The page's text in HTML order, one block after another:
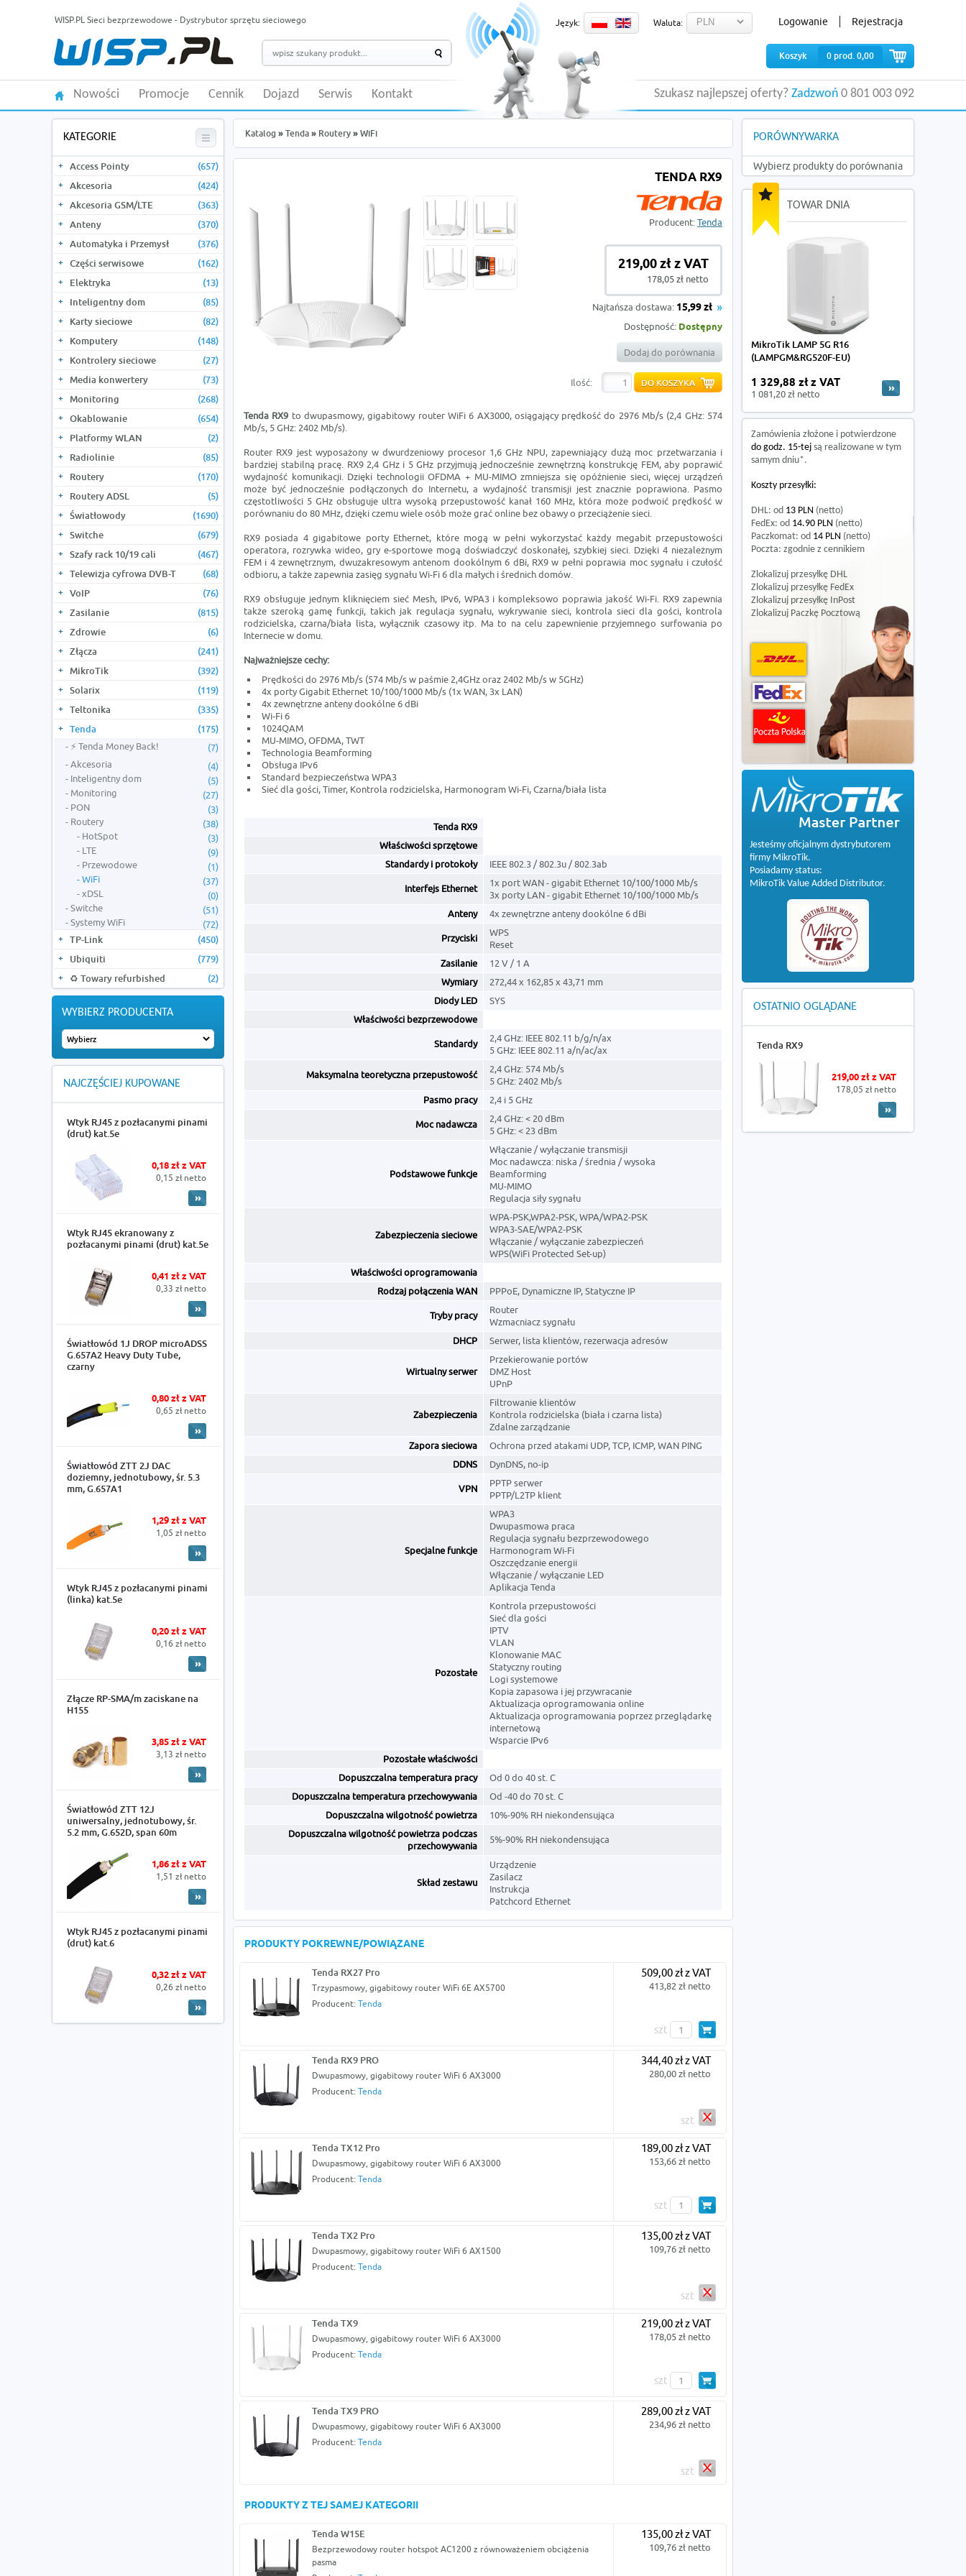
WISP.PL Sieci bezprzewodowe - Dystrybutor sprzętu sieciowego Język: Waluta: Logowanie Rejestracja
Koszyk 0 prod. 0,00
Szukasz najlepszej oferty? Zadzwoń 0 801 003 092
Nowości Promocje Cennik Dojazd Serwis Kontakt
KATEGORIE
Access Pointy
(657)
Akcesoria
(424)
Akcesoria GSM/LTE
(363)
Anteny
(370)
Automatyka i Przemysł
(376)
Części serwisowe
(162)
Elektryka
(13)
Inteligentny dom
(85)
Karty sieciowe
(82)
Komputery
(148)
Kontrolery sieciowe
(27)
Media konwertery
(73)
Monitoring
(268)
Okablowanie
(654)
Platformy WLAN
(2)
Radiolinie
(85)
Routery
(170)
Routery ADSL
(5)
Światłowody
(1690)
Switche
(679)
Szafy rack 10/19 cali
(467)
Telewizja cyfrowa DVB-T
(68)
VoIP
(76)
Zasilanie
(815)
Zdrowie
(6)
Złącza
(241)
MikroTik
(392)
Solarix
(119)
Teltonika
(335)
Tenda
(175)
⚡ Tenda Money Back!
(7)
Akcesoria
(4)
Inteligentny dom
(5)
Monitoring
(27)
PON
(3)
Routery
(38)
HotSpot
(3)
LTE
(9)
Przewodowe
(1)
WiFi
(37)
xDSL
(0)
Switche
(51)
Systemy WiFi
(72)
TP-Link
(450)
Ubiquiti
(779)
♻️ Towary refurbished
(2)
WYBIERZ PRODUCENTA
NAJCZĘŚCIEJ KUPOWANE
Wtyk RJ45 z pozłacanymi pinami
(drut) kat.5e
0,18 zł z VAT
0,15 zł netto
Wtyk RJ45 ekranowany z
pozłacanymi pinami (drut) kat.5e
0,41 zł z VAT
0,33 zł netto
Światłowód 1J DROP microADSS
G.657A2 Heavy Duty Tube,
czarny
0,80 zł z VAT
0,65 zł netto
Światłowód ZTT 2J DAC
doziemny, jednotubowy, śr. 5.3
mm, G.657A1
1,29 zł z VAT
1,05 zł netto
Wtyk RJ45 z pozłacanymi pinami
(linka) kat.5e
0,20 zł z VAT
0,16 zł netto
Złącze RP-SMA/m zaciskane na
H155
3,85 zł z VAT
3,13 zł netto
Światłowód ZTT 12J
uniwersalny, jednotubowy, śr.
5.2 mm, G.652D, span 60m
1,86 zł z VAT
1,51 zł netto
Wtyk RJ45 z pozłacanymi pinami
(drut) kat.6
0,32 zł z VAT
0,26 zł netto
Katalog » Tenda » Routery » WiFi
TENDA RX9
Producent:Tenda
219,00 zł z VAT
178,05 zł netto
Najtańsza dostawa: 15,99 zł
Dostępność: Dostępny
Dodaj do porównania
Ilość:
Tenda RX9 to dwupasmowy, gigabitowy router WiFi 6 AX3000, osiągający prędkość do 2976 Mb/s (2,4 GHz: 574
Mb/s, 5 GHz: 2402 Mb/s).
Router RX9 jest wyposażony w dwurdzeniowy procesor 1,6 GHz NPU, zapewniający dużą moc przetwarzania i
bardziej stabilną pracę. RX9 2,4 GHz i 5 GHz przyjmują jednocześnie zewnętrzną konstrukcję FEM, aby poprawić
wydajność komunikacji. Dzięki technologii OFDMA + MU-MIMO zmniejsza się opóźnienie sieci, więcej urządzeń
może być jednocześnie podłączonych do Internetu, a wydajność transmisji jest znacznie poprawiona. Pasmo
częstotliwości 5 GHz obsługuje ultra wysoką przepustowość kanał 160 MHz, która może podwoić prędkość w
porównaniu do 80 MHz, dzięki czemu wiele osób może grać online bez obawy o przeciążenie sieci.
RX9 posiada 4 gigabitowe porty Ethernet, które mogą w pełni wykorzystać każdy megabit przepustowości
operatora, rozrywka wideo, gry e-sportowe mogą doświadczyć doskonałej, szybkiej sieci. Dzięki 4 niezależnym
FEM i 4 zewnętrznym, dwuzakresowym antenom dookólnym 6 dBi, RX9 w pełni poprawia moc sygnału i czułość
odbioru, a także zapewnia zasięg sygnału Wi-Fi 6 dla małych i średnich domów.
RX9 obsługuje jednym kliknięciem sieć Mesh, IPv6, WPA3 i kompleksowo poprawia jakość Wi-Fi. RX9 zapewnia
także szeroką gamę funkcji, takich jak regulacja sygnału, wykrywanie sieci, kontrola sieci dla gości, kontrola
rodzicielska, czarna/biała lista, wyłącznik czasowy itp. Ma to na celu zapewnienie przyjemnego surfowania po
Internecie w domu.
Najważniejsze cechy:
Prędkości do 2976 Mb/s (574 Mb/s w paśmie 2,4GHz oraz 2402 Mb/s w 5GHz)
4x porty Gigabit Ethernet 10/100/1000 Mb/s (1x WAN, 3x LAN)
4x zewnętrzne anteny dookólne 6 dBi
Wi-Fi 6
1024QAM
MU-MIMO, OFDMA, TWT
Technologia Beamforming
Obsługa IPv6
Standard bezpieczeństwa WPA3
Sieć dla gości, Timer, Kontrola rodzicielska, Harmonogram Wi-Fi, Czarna/biała lista
Tenda RX9
Właściwości sprzętowe
Standardy i protokoły
IEEE 802.3 / 802.3u / 802.3ab
Interfejs Ethernet
1x port WAN - gigabit Ethernet 10/100/1000 Mb/s
3x porty LAN - gigabit Ethernet 10/100/1000 Mb/s
Anteny
4x zewnętrzne anteny dookólne 6 dBi
Przyciski
WPS
Reset
Zasilanie
12 V / 1 A
Wymiary
272,44 x 162,85 x 43,71 mm
Diody LED
SYS
Właściwości bezprzewodowe
Standardy
2,4 GHz: IEEE 802.11 b/g/n/ax
5 GHz: IEEE 802.11 a/n/ac/ax
Maksymalna teoretyczna przepustowość
2,4 GHz: 574 Mb/s
5 GHz: 2402 Mb/s
Pasmo pracy
2,4 i 5 GHz
Moc nadawcza
2,4 GHz: < 20 dBm
5 GHz: < 23 dBm
Podstawowe funkcje
Włączanie / wyłączanie transmisji
Moc nadawcza: niska / średnia / wysoka
Beamforming
MU-MIMO
Regulacja siły sygnału
Zabezpieczenia sieciowe
WPA-PSK,WPA2-PSK, WPA/WPA2-PSK
WPA3-SAE/WPA2-PSK
Włączanie / wyłączanie zabezpieczeń
WPS(WiFi Protected Set-up)
Właściwości oprogramowania
Rodzaj połączenia WAN
PPPoE, Dynamiczne IP, Statyczne IP
Tryby pracy
Router
Wzmacniacz sygnału
DHCP
Serwer, lista klientów, rezerwacja adresów
Wirtualny serwer
Przekierowanie portów
DMZ Host
UPnP
Zabezpieczenia
Filtrowanie klientów
Kontrola rodzicielska (biała i czarna lista)
Zdalne zarządzanie
Zapora sieciowa
Ochrona przed atakami UDP, TCP, ICMP, WAN PING
DDNS
DynDNS, no-ip
VPN
PPTP serwer
PPTP/L2TP klient
Specjalne funkcje
WPA3
Dwupasmowa praca
Regulacja sygnału bezprzewodowego
Harmonogram Wi-Fi
Oszczędzanie energii
Włączanie / wyłączanie LED
Aplikacja Tenda
Pozostałe
Kontrola przepustowości
Sieć dla gości
IPTV
VLAN
Klonowanie MAC
Statyczny routing
Logi systemowe
Kopia zapasowa i jej przywracanie
Aktualizacja oprogramowania online
Aktualizacja oprogramowania poprzez przeglądarkę
internetową
Wsparcie IPv6
Pozostałe właściwości
Dopuszczalna temperatura pracy
Od 0 do 40 st. C
Dopuszczalna temperatura przechowywania
Od -40 do 70 st. C
Dopuszczalna wilgotność powietrza
10%-90% RH niekondensująca
Dopuszczalna wilgotność powietrza podczas
przechowywania
5%-90% RH niekondensująca
Skład zestawu
Urządzenie
Zasilacz
Instrukcja
Patchcord Ethernet
PRODUKTY POKREWNE/POWIĄZANE
Tenda RX27 Pro
Trzypasmowy, gigabitowy router WiFi 6E AX5700
Producent: Tenda
509,00 zł z VAT
413,82 zł netto
szt
Tenda RX9 PRO
Dwupasmowy, gigabitowy router WiFi 6 AX3000
Producent: Tenda
344,40 zł z VAT
280,00 zł netto
szt
Tenda TX12 Pro
Dwupasmowy, gigabitowy router WiFi 6 AX3000
Producent: Tenda
189,00 zł z VAT
153,66 zł netto
szt
Tenda TX2 Pro
Dwupasmowy, gigabitowy router WiFi 6 AX1500
Producent: Tenda
135,00 zł z VAT
109,76 zł netto
szt
Tenda TX9
Dwupasmowy, gigabitowy router WiFi 6 AX3000
Producent: Tenda
219,00 zł z VAT
178,05 zł netto
szt
Tenda TX9 PRO
Dwupasmowy, gigabitowy router WiFi 6 AX3000
Producent: Tenda
289,00 zł z VAT
234,96 zł netto
szt
PRODUKTY Z TEJ SAMEJ KATEGORII
Tenda W15E
Bezprzewodowy router hotspot AC1200 z równoważeniem obciążenia
pasma
135,00 zł z VAT
109,76 zł netto
PORÓWNYWARKA
Wybierz produkty do porównania
TOWAR DNIA
MikroTik LAMP 5G R16
(LAMPGM&RG520F-EU)
1 329,88 zł z VAT
1 081,20 zł netto
Zamówienia złożone i potwierdzone
do godz. 15-tej są realizowane w tym
samym dniu*.
Koszty przesyłki:
DHL: od 13 PLN (netto)
FedEx: od 14.90 PLN (netto)
Paczkomat: od 14 PLN (netto)
Poczta: zgodnie z cennikiem
Zlokalizuj przesyłkę DHL
Zlokalizuj przesyłkę FedEx
Zlokalizuj przesyłkę InPost
Zlokalizuj Paczkę Pocztową
Jesteśmy oficjalnym dystrybutorem
firmy MikroTik.
Posiadamy status:
MikroTik Value Added Distributor.
OSTATNIO OGLĄDANE
Tenda RX9
219,00 zł z VAT
178,05 zł netto